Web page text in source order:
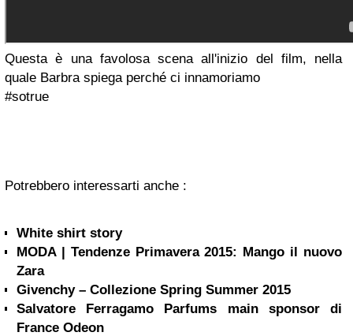
Questa è una favolosa scena all'inizio del film, nella
quale Barbra spiega perché ci innamoriamo
#sotrue
Potrebbero interessarti anche :
White shirt story
MODA | Tendenze Primavera 2015: Mango il nuovo
Zara
Givenchy – Collezione Spring Summer 2015
Salvatore Ferragamo Parfums main sponsor di
France Odeon